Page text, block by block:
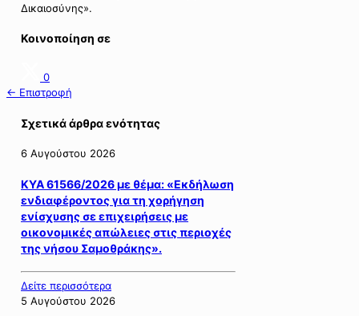
Δικαιοσύνης».
Κοινοποίηση σε
0
← Επιστροφή
Σχετικά άρθρα ενότητας
6 Αυγούστου 2026
ΚΥΑ 61566/2026 με θέμα: «Εκδήλωση
ενδιαφέροντος για τη χορήγηση
ενίσχυσης σε επιχειρήσεις με
οικονομικές απώλειες στις περιοχές
της νήσου Σαμοθράκης».
Δείτε περισσότερα
5 Αυγούστου 2026